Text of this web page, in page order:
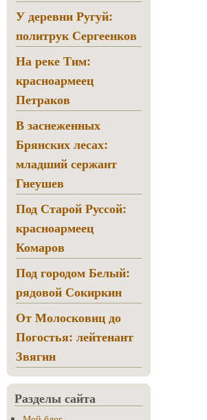
У деревни Ругуй:
политрук Сергеенков
На реке Тим:
красноармеец
Петраков
В заснеженных
Брянских лесах:
младший сержант
Гнеушев
Под Старой Руссой:
красноармеец
Комаров
Под городом Белый:
рядовой Сокиркин
От Молосковиц до
Погостья: лейтенант
Звягин
Разделы сайта